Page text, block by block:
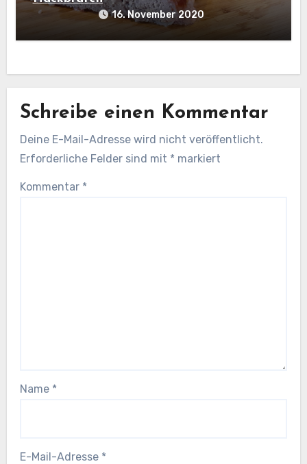
16. November 2020
Schreibe einen Kommentar
Deine E-Mail-Adresse wird nicht veröffentlicht.
Erforderliche Felder sind mit * markiert
Kommentar *
Name *
E-Mail-Adresse *